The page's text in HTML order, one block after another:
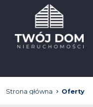
Strona główna Oferty